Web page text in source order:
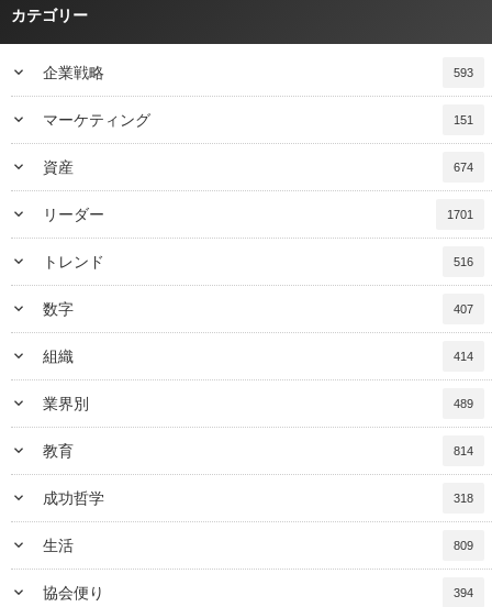
カテゴリー
keyboard_arrow_down 企業戦略 593
keyboard_arrow_down マーケティング 151
keyboard_arrow_down 資産 674
keyboard_arrow_down リーダー 1701
keyboard_arrow_down トレンド 516
keyboard_arrow_down 数字 407
keyboard_arrow_down 組織 414
keyboard_arrow_down 業界別 489
keyboard_arrow_down 教育 814
keyboard_arrow_down 成功哲学 318
keyboard_arrow_down 生活 809
keyboard_arrow_down 協会便り 394